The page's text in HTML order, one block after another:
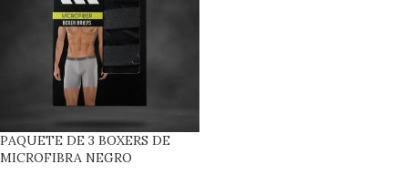
PAQUETE DE 3 BOXERS DE
MICROFIBRA NEGRO